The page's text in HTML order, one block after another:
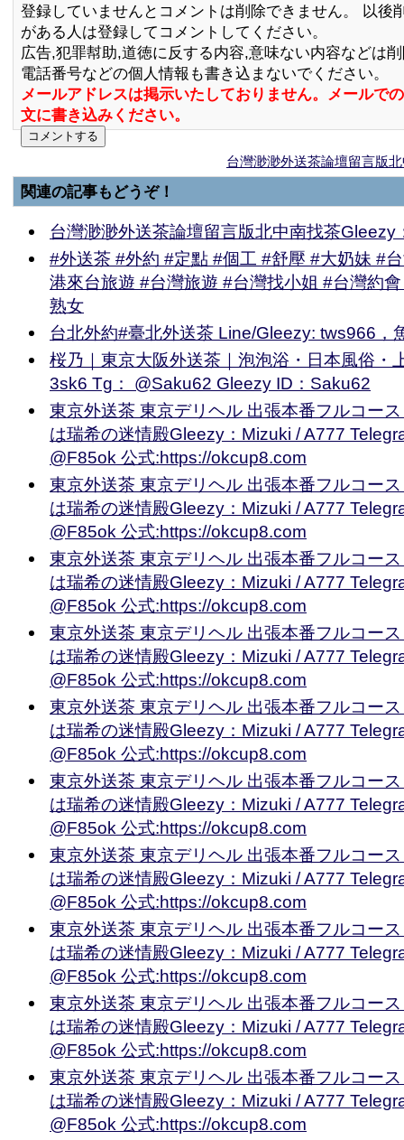
登録していませんとコメントは削除できません。 以後
がある人は登録してコメントしてください。
広告,犯罪幇助,道徳に反する内容,意味ない内容などは
電話番号などの個人情報も書き込まないでください。
メールアドレスは掲示いたしておりません。メールで
文に書き込みください。
台灣渺渺外送茶論壇留言版
関連の記事もどうぞ！
台灣渺渺外送茶論壇留言版北中南找茶Gleezy
#外送茶 #外約 #定點 #個工 #舒壓 #大奶妹 #
港來台旅遊 #台灣旅遊 #台灣找小姐 #台灣約
熟女
台北外約#臺北外送茶 Line/Gleezy: tws966，
桜乃｜東京大阪外送茶｜泡泡浴・日本風俗・
3sk6 Tg： @Saku62 Gleezy ID：Saku62
東京外送茶 東京デリヘル 出張本番フルコー
は瑞希の迷情殿Gleezy：Mizuki / A777
@F85ok 公式:https://okcup8.com
東京外送茶 東京デリヘル 出張本番フルコー
は瑞希の迷情殿Gleezy：Mizuki / A777
@F85ok 公式:https://okcup8.com
東京外送茶 東京デリヘル 出張本番フルコー
は瑞希の迷情殿Gleezy：Mizuki / A777
@F85ok 公式:https://okcup8.com
東京外送茶 東京デリヘル 出張本番フルコー
は瑞希の迷情殿Gleezy：Mizuki / A777
@F85ok 公式:https://okcup8.com
東京外送茶 東京デリヘル 出張本番フルコー
は瑞希の迷情殿Gleezy：Mizuki / A777
@F85ok 公式:https://okcup8.com
東京外送茶 東京デリヘル 出張本番フルコー
は瑞希の迷情殿Gleezy：Mizuki / A777
@F85ok 公式:https://okcup8.com
東京外送茶 東京デリヘル 出張本番フルコー
は瑞希の迷情殿Gleezy：Mizuki / A777
@F85ok 公式:https://okcup8.com
東京外送茶 東京デリヘル 出張本番フルコー
は瑞希の迷情殿Gleezy：Mizuki / A777
@F85ok 公式:https://okcup8.com
東京外送茶 東京デリヘル 出張本番フルコー
は瑞希の迷情殿Gleezy：Mizuki / A777
@F85ok 公式:https://okcup8.com
東京外送茶 東京デリヘル 出張本番フルコー
は瑞希の迷情殿Gleezy：Mizuki / A777
@F85ok 公式:https://okcup8.com